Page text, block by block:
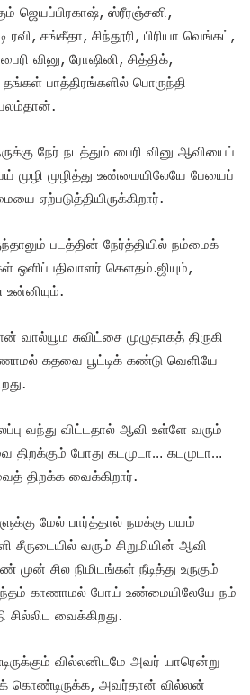
ஜெயப்பிரகாஷ், ஸ்ரீரஞ்சனி,
ரவி, சங்கீதா, சிந்தூரி, பிரியா வெங்கட்,
வினு, ரோஷினி, சித்திக்,
பாத்திரங்களில் பொருந்தி
நேர் நடத்தும் பைரி வினு ஆவியைப்
முழி முழித்து உண்மையிலேயே பேயைப்
ஏற்படுத்தியிருக்கிறார்.
படத்தின் நேர்த்தியில் நம்மைக்
ஒளிப்பதிவாளர் கெளதம்.ஜியும்,
சுவிட்சை முழுதாகத் திருகி
கதவை பூட்டிக் கண்டு வெளியே
வந்து விட்டதால் ஆவி உள்ளே வரும்
போது கடமுடா… கடமுடா…
திறக்க வைக்கிறார்.
மேல் பார்த்தால் நமக்கு பயம்
வரும் சிறுமியின் ஆவி
சில நிமிடங்கள் நீடித்து உருகும்
காணாமல் போய் உண்மையிலேயே நம்
வைக்கிறது.
வில்லனிடமே அவர் யாரென்று
கொண்டிருக்க, அவர்தான் வில்லன்